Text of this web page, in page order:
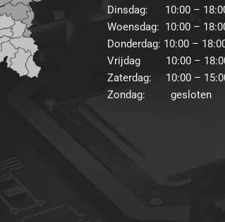
Dinsdag: 10:00 –
Woensdag: 10:00 –
Donderdag: 10:00 –
Vrijdag 10:00 –
Zaterdag: 10:00 –
Zondag: gesloten